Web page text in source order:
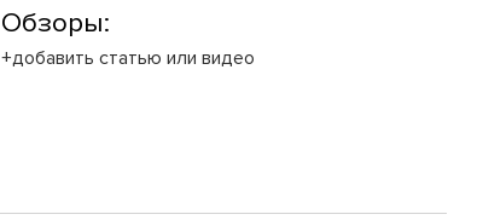
Обзоры:
+добавить статью или видео